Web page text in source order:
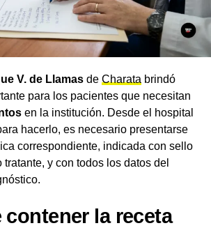
362-416-1290. Quienes aún no la
de manera online a través del
oficial deNuevo Banco del Chacoo
la entidad.
que nunca solicitará a sus
de préstamos, cambios de
de aplicaciones o transferencias
operar siempre a través de los
banco.
V. de Llamasde Charata brindó
para los pacientes que necesitan
en la institución. Desde el hospital
hacerlo, es necesario presentarse
correspondiente, indicada con sello
y con todos los datos del
contener la receta